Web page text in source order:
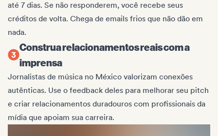
até 7 dias. Se não responderem, você recebe seus
créditos de volta. Chega de emails frios que não dão em
nada.
Construa relacionamentos reais com a
imprensa
Jornalistas de música no México valorizam conexões
autênticas. Use o feedback deles para melhorar seu pitch
e criar relacionamentos duradouros com profissionais da
mídia que apoiam sua carreira.